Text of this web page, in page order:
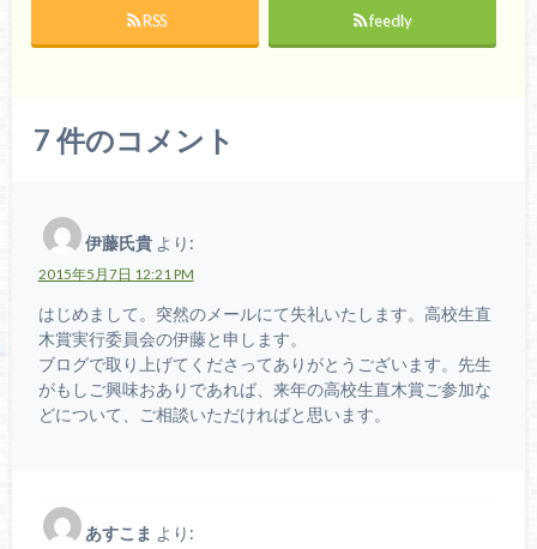
RSS feedly
7 件のコメント
伊藤氏貴 より:
2015年5月7日 12:21 PM
はじめまして。突然のメールにて失礼いたします。高校生直
木賞実行委員会の伊藤と申します。
ブログで取り上げてくださってありがとうございます。先生
がもしご興味おありであれば、来年の高校生直木賞ご参加な
どについて、ご相談いただければと思います。
あすこま より: